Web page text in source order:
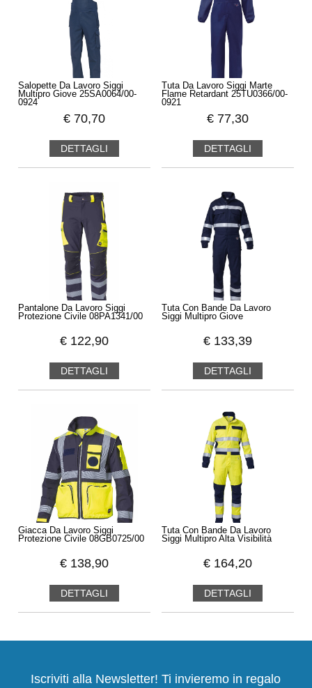
Salopette Da Lavoro Siggi
Multipro Giove 25SA0064/00-
0924
€ 70,70
DETTAGLI
Tuta Da Lavoro Siggi Marte
Flame Retardant 25TU0366/00-
0921
€ 77,30
DETTAGLI
Pantalone Da Lavoro Siggi
Protezione Civile 08PA1341/00
€ 122,90
DETTAGLI
Tuta Con Bande Da Lavoro
Siggi Multipro Giove
€ 133,39
DETTAGLI
Giacca Da Lavoro Siggi
Protezione Civile 08GB0725/00
€ 138,90
DETTAGLI
Tuta Con Bande Da Lavoro
Siggi Multipro Alta Visibilità
€ 164,20
DETTAGLI
Iscriviti alla Newsletter! Ti invieremo in regalo